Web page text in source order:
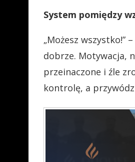
System pomiędzy
„Możesz
dobrze. Motywacja,
przeinaczone i źle
kontrolę, a